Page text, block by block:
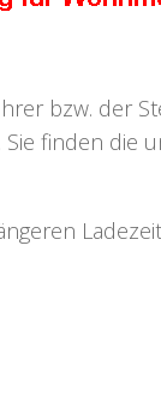
bzw. der
finden die